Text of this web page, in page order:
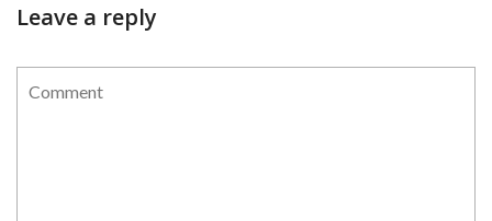
Leave a reply